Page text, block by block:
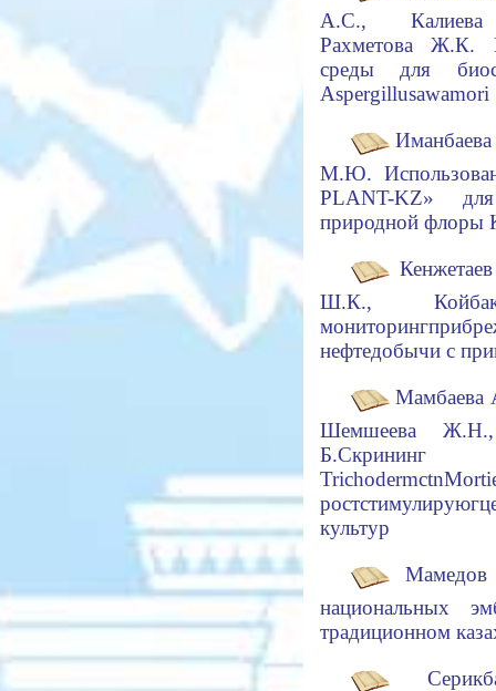
А.С.,
Рахметова Ж.К.
среды для
Aspergillusawamori
М.Ю.
PLANT-KZ»
природной
Ш.К.,
мониторинг
нефтедобычи с
Мамбаева
Шемшеева Ж.Н.,
Trichodermct
культур
национальных
традиционном